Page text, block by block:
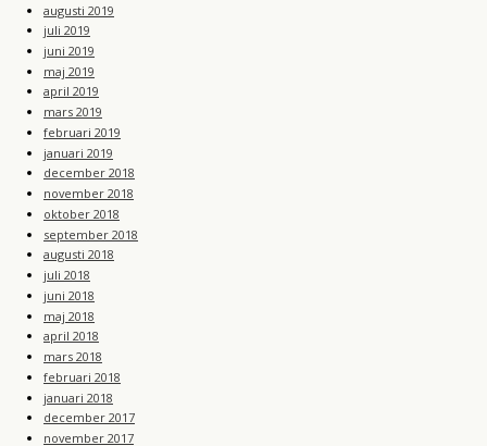
augusti 2019
juli 2019
juni 2019
maj 2019
april 2019
mars 2019
februari 2019
januari 2019
december 2018
november 2018
oktober 2018
september 2018
augusti 2018
juli 2018
juni 2018
maj 2018
april 2018
mars 2018
februari 2018
januari 2018
december 2017
november 2017